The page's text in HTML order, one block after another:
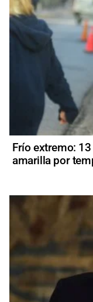
Frío extremo:
amarilla por